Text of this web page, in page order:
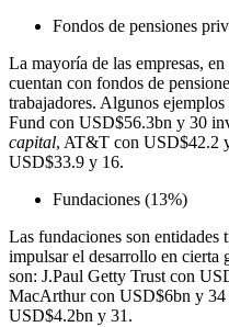
Fondos de pensiones
La mayoría de las empresas,
cuentan con fondos de
trabajadores. Algunos
Fund con USD$56.3bn y 30
capital, AT&T con USD$42.2
USD$33.9 y 16.
Fundaciones (13%)
Las fundaciones son
impulsar el desarrollo en cierta
son: J.Paul Getty Trust con
MacArthur con USD$6bn y
USD$4.2bn y 31.